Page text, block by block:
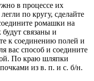
в процессе их
по кругу, сделайте
ромашки на
связаны и
к соединению полей и
вас способ и соедините
По краю шляпки
из в. п. и с. б/н.